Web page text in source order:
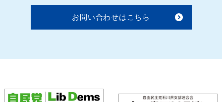
お問い合わせはこちら